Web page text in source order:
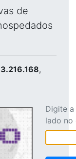
de
,
Digite
lado no